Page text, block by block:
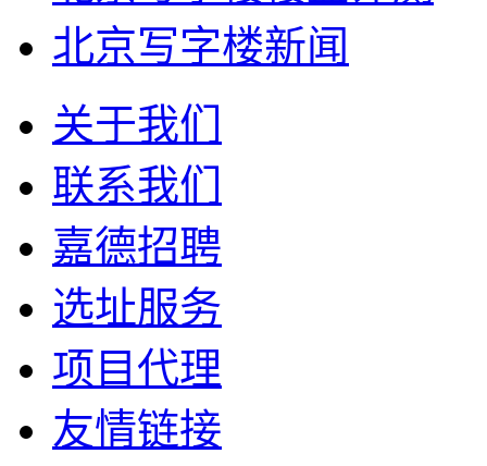
北京写字楼新闻
关于我们
联系我们
嘉德招聘
选址服务
项目代理
友情链接